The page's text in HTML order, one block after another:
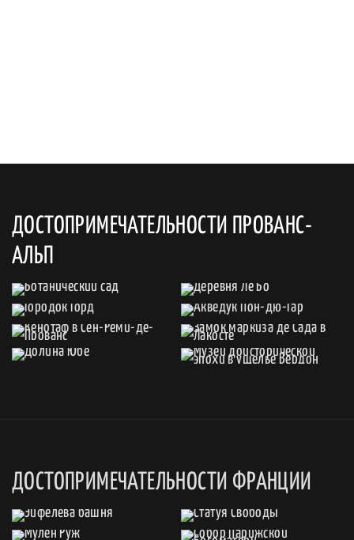
ДОСТОПРИМЕЧАТЕЛЬНОСТИ ПРОВАНС-
АЛЬП
ДОСТОПРИМЕЧАТЕЛЬНОСТИ ФРАНЦИИ